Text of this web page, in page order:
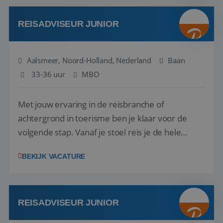
werken: of het nu gaat om vragen ...
REISADVISEUR JUNIOR
Aalsmeer, Noord-Holland, Nederland
Baan
33-36 uur
MBO
Met jouw ervaring in de reisbranche of
achtergrond in toerisme ben je klaar voor de
volgende stap. Vanaf je stoel reis je de hele
wensen van je team, je klant en wat er in de
klanten te overtuigen om die droomreis te
boeken! ...
BEKIJK VACATURE
REISADVISEUR JUNIOR